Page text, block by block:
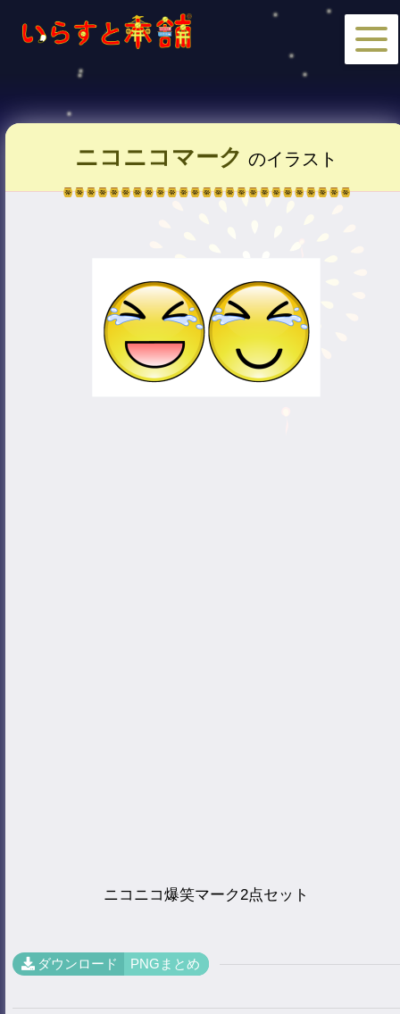
ニコニコマーク のイラスト
ニコニコ爆笑マーク2点セット
ダウンロード PNGまとめ